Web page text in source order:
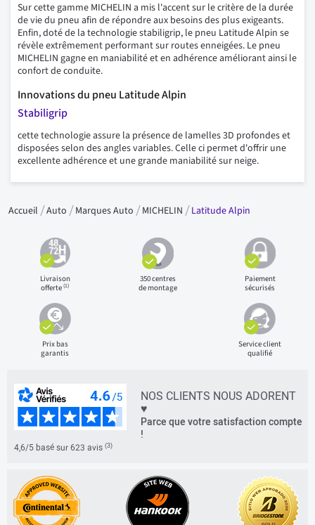
Sur cette gamme MICHELIN a mis l'accent sur le critère de la durée
de vie du pneu afin de répondre aux besoins des plus exigeants.
Enfin, doté de la technologie stabiligrip, le pneu Latitude Alpin se
révèle extrêmement performant sur routes enneigées. Le pneu
MICHELIN gagne en maniabilité et en adhérence améliorant ainsi le
confort de conduite.
Innovations du pneu Latitude Alpin
Stabiligrip
cette technologie assure la présence de lamelles 3D profondes et
disposées selon des angles variables. Celle ci permet d'offrir une
excellente adhérence et une grande maniabilité sur neige.
Accueil Auto Marques Auto MICHELIN Latitude Alpin
Livraison
offerte(1)
350 centres
de montage
Paiement
sécurisés
Prix bas
garantis
Service client
qualifié
NOS CLIENTS NOUS ADORENT
♥
Parce que votre satisfaction compte
!
4,6/5 basé sur 623 avis (3)